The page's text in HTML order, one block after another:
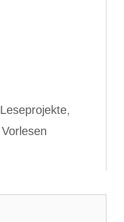
Leseprojekte,
Vorlesen